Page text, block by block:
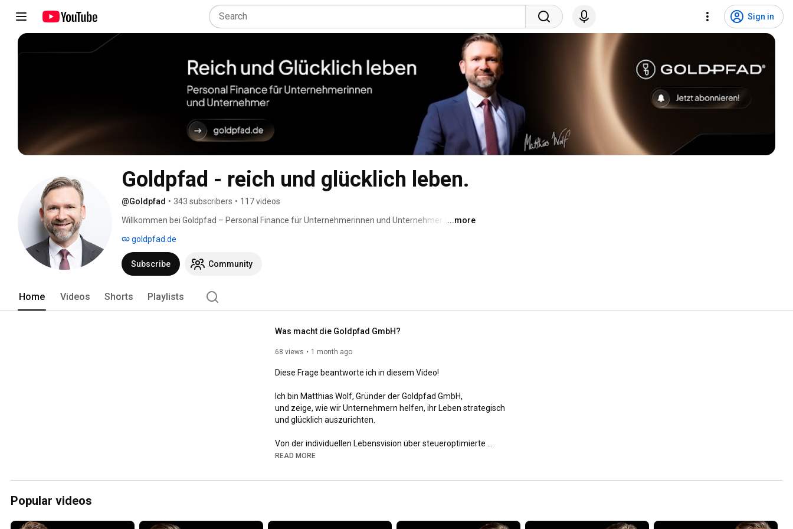
Sign in
Goldpfad - reich und glücklich leben.
@Goldpfad • 343 subscribers • 117 videos
Willkommen bei Goldpfad – Personal Finance für Unternehmerinnen und Unternehmer für ...more
goldpfad.de
Subscribe Community
Home Videos Shorts Playlists
Was macht die Goldpfad GmbH?
68 views 1 month ago
Diese Frage beantworte ich in diesem Video!
Ich bin Matthias Wolf, Gründer der Goldpfad GmbH,
und zeige, wie wir Unternehmern helfen, ihr Leben strategisch
und glücklich auszurichten.
Von der individuellen Lebensvision über steueroptimierte
Altersvorsorge bis hin zu krisensicherem Vermögensaufbau:
Weiterentwicklung.
READ MORE
Popular videos